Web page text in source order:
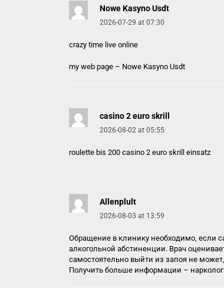
Nowe Kasyno Usdt
2026-07-29 at 07:30
crazy time live online
my web page – Nowe Kasyno Usdt
casino 2 euro skrill
2026-08-02 at 05:55
roulette bis 200 casino 2 euro skrill einsatz
Allenplult
2026-08-03 at 13:59
Обращение в клинику необходимо, если
алкогольной абстиненции. Врач
самостоятельно выйти из запоя не
Получить больше информации –